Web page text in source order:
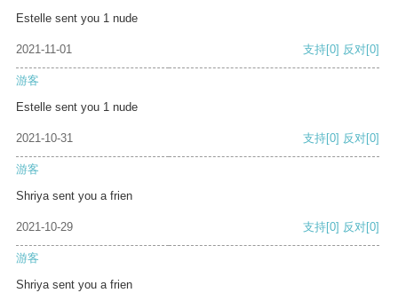
Estelle sent you 1 nude
2021-11-01 支持[0] 反对[0]
游客
Estelle sent you 1 nude
2021-10-31 支持[0] 反对[0]
游客
Shriya sent you a frien
2021-10-29 支持[0] 反对[0]
游客
Shriya sent you a frien